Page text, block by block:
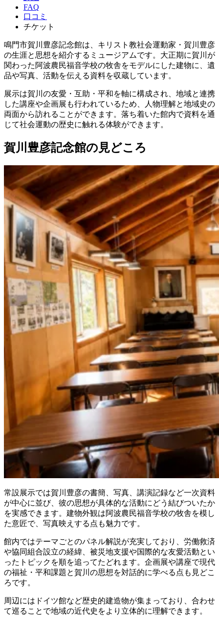
FAQ
口コミ
チケット
鳴門市賀川豊彦記念館は、キリスト教社会運動家・賀川豊彦
の生涯と思想を紹介するミュージアムです。大正期に賀川が
関わった阿波農民福音学校の牧舎をモデルにした建物に、遺
品や写真、活動を伝える資料を収蔵しています。
展示は賀川の友愛・互助・平和を軸に構成され、地域と連携
した講座や企画展も行われているため、人物理解と地域史の
両面から訪れることができます。落ち着いた館内で資料を通
じて社会運動の歴史に触れる体験ができます。
賀川豊彦記念館の見どころ
常設展示では賀川豊彦の書簡、写真、講演記録など一次資料
が中心に並び、彼の思想が具体的な活動にどう結びついたか
を実感できます。建物外観は阿波農民福音学校の牧舎を模し
た意匠で、写真映えする点も魅力です。
館内ではテーマごとのパネル解説が充実しており、労働救済
や協同組合設立の経緯、被災地支援や国際的な友愛活動とい
ったトピックを順を追ってたどれます。企画展や講座で現代
の福祉・平和課題と賀川の思想を対話的に学べる点も見どこ
ろです。
周辺にはドイツ館など歴史的建造物が集まっており、合わせ
て巡ることで地域の近代史をより立体的に理解できます。